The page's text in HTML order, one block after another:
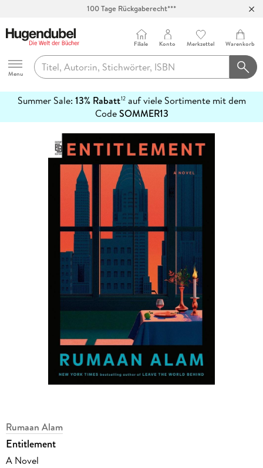
100 Tage Rückgaberecht***
Hugendubel
Menu
Filiale Konto Merkzettel Warenkorb
Summer Sale: 13% Rabatt12auf viele Sortimente mit dem
CodeSOMMER13
erfahren
Rumaan Alam
Entitlement
A Novel